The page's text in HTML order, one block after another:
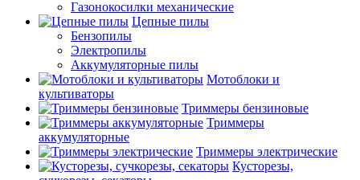
Газонокосилки механические
Цепные пилы
Бензопилы
Электропилы
Аккумуляторные пилы
Мотоблоки и
культиваторы
Триммеры бензиновые
Триммеры
аккумуляторные
Триммеры электрические
Кусторезы,